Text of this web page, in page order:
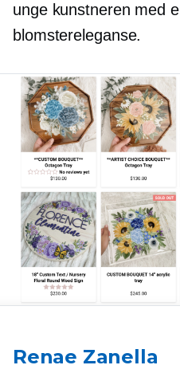
unge kunstneren med
blomstereleganse.
Renae Zanella